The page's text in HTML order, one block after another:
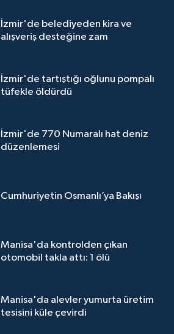
İzmir'de belediyeden kira ve
alışveriş desteğine zam
İzmir'de tartıştığı oğlunu pompalı
tüfekle öldürdü
İzmir'de 770 Numaralı hat deniz
düzenlemesi
Cumhuriyetin Osmanlı’ya Bakışı
Manisa'da kontrolden çıkan
otomobil takla attı: 1 ölü
Manisa'da alevler yumurta üretim
tesisini küle çevirdi